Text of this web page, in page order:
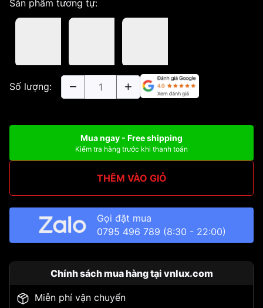
Sản phẩm tương tự:
Số lượng:
Mua ngay - Free shipping
Kiểm tra hàng trước khi thanh toán
THÊM VÀO GIỎ
Gọi đặt mua
0795 496 789 (8:30 - 22:00)
Chính sách mua hàng tại vnlux.com
Miễn phí vận chuyển